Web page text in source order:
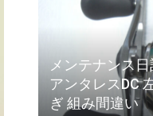
メンテナンス
アンタレスDC
ぎ 組み間違い